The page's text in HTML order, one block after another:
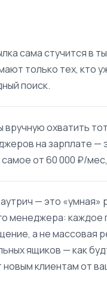
сама стучится в
только тех, кто
поиск.
вручную охватить
на зарплате —
от 60 000 ₽/
— это «умная»
менеджера: каждое
а не массовая
ящиков — как
новым клиентам от